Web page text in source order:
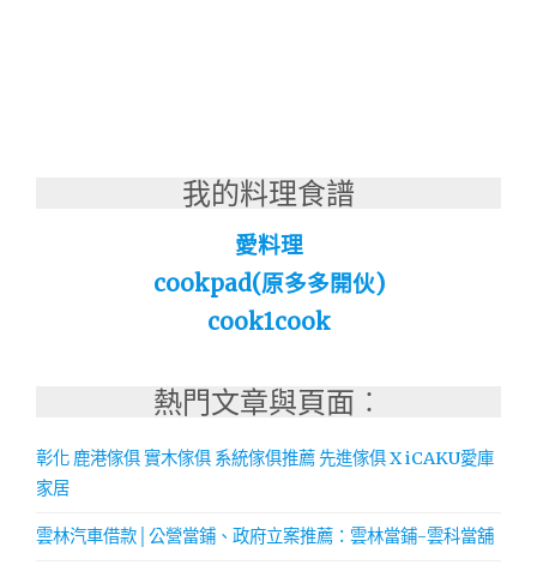
我的料理食譜
愛料理
cookpad(原多多開伙)
cook1cook
熱門文章與頁面︰
彰化 鹿港傢俱 實木傢俱 系統傢俱推薦 先進傢俱 X iCAKU愛庫
家居
雲林汽車借款│公營當鋪、政府立案推薦：雲林當鋪-雲科當舖